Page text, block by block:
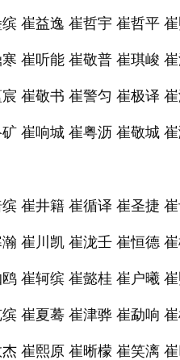
崔益逸 崔哲宇 崔哲平
崔听能 崔敬普 崔琪峻
崔敬书 崔警匀 崔极译
崔响城 崔粤沥 崔敬城
崔井籍 崔循译 崔圣捷
崔川凯 崔泷壬 崔恒德
崔轲缤 崔懿桂 崔户曦
崔夏蓦 崔津骅 崔勐响
崔熙原 崔晰檬 崔笑漓